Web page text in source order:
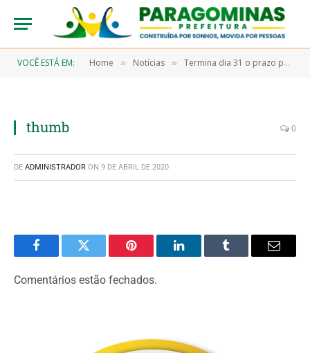
VOCÊ ESTÁ EM: Home » Notícias » Termina dia 31 o prazo para a entrega da Declaração Anual do Simples Nacional
thumb 0
DE ADMINISTRADOR ON 9 DE ABRIL DE 2020
FacebookTwitter Pinterest LinkedInTumblr Email
Comentários estão fechados.